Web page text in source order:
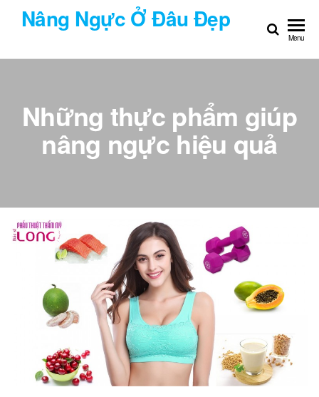
Chuyển
dung
Nâng Ngực Ở Đâu Đẹp
Menu
Những thực phẩm giúp
nâng ngực hiệu quả